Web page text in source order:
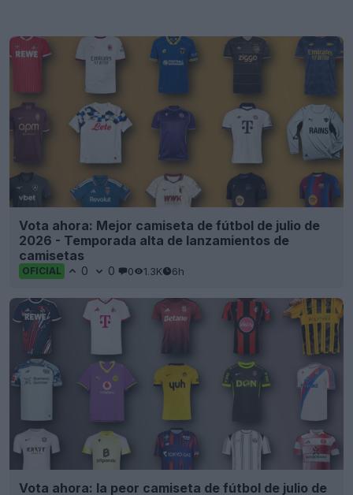
Vota ahora: Mejor camiseta de fútbol de julio de
2026 - Temporada alta de lanzamientos de
camisetas
OFICIAL 0 0 0 1.3K 6h
Vota ahora: la peor camiseta de fútbol de julio de